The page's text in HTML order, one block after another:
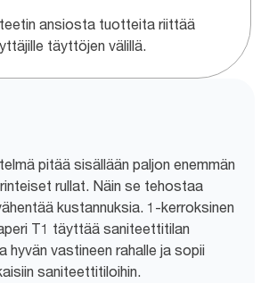
ansiosta tuotteita riittää
täyttöjen välillä.
pitää sisällään paljon enemmän
rullat. Näin se tehostaa
kustannuksia. 1-kerroksinen
T1 täyttää saniteettitilan
hyvän vastineen rahalle ja sopii
saniteettitiloihin.